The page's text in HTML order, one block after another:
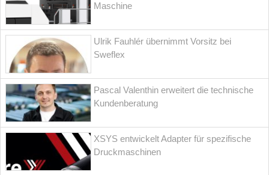
Maschine
Ulrik Fauhlér übernimmt Vorsitz bei
Sweflex
Pascal Valenthin erweitert die technische
Kundenberatung
XSYS entwickelt Adapter für spezifische
Druckmaschinen